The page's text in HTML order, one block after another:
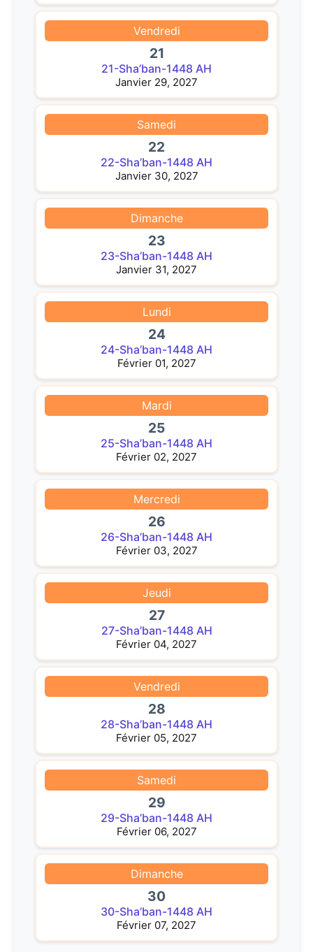
Vendredi
21
21-Sha’ban-1448 AH
Janvier 29, 2027
Samedi
22
22-Sha’ban-1448 AH
Janvier 30, 2027
Dimanche
23
23-Sha’ban-1448 AH
Janvier 31, 2027
Lundi
24
24-Sha’ban-1448 AH
Février 01, 2027
Mardi
25
25-Sha’ban-1448 AH
Février 02, 2027
Mercredi
26
26-Sha’ban-1448 AH
Février 03, 2027
Jeudi
27
27-Sha’ban-1448 AH
Février 04, 2027
Vendredi
28
28-Sha’ban-1448 AH
Février 05, 2027
Samedi
29
29-Sha’ban-1448 AH
Février 06, 2027
Dimanche
30
30-Sha’ban-1448 AH
Février 07, 2027